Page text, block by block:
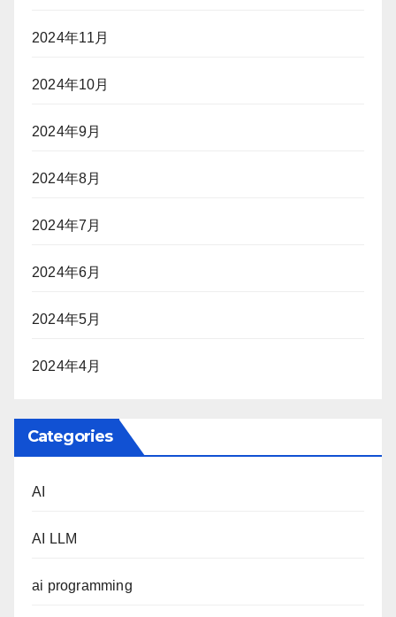
2024年11月
2024年10月
2024年9月
2024年8月
2024年7月
2024年6月
2024年5月
2024年4月
Categories
AI
AI LLM
ai programming